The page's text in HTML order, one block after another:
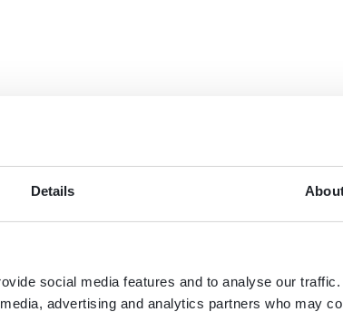
Details
social media features and to analyse our
advertising and analytics partners who may